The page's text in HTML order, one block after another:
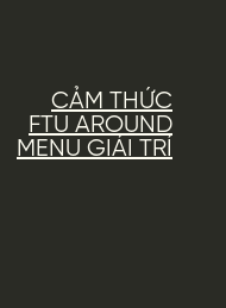
CẢM THỨC
FTU AROUND
MENU GIẢI TRÍ